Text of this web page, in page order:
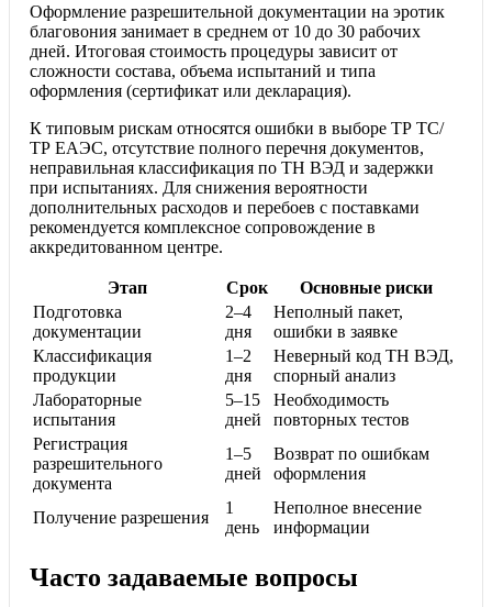
Оформление разрешительной документации на эротик
благовония занимает в среднем от 10 до 30 рабочих
дней. Итоговая стоимость процедуры зависит от
сложности состава, объема испытаний и типа
оформления (сертификат или декларация).
К типовым рискам относятся ошибки в выборе ТР ТС/
ТР ЕАЭС, отсутствие полного перечня документов,
неправильная классификация по ТН ВЭД и задержки
при испытаниях. Для снижения вероятности
дополнительных расходов и перебоев с поставками
рекомендуется комплексное сопровождение в
аккредитованном центре.
Этап Срок
Основные риски
Подготовка
документации
2–4
дня
Неполный пакет,
ошибки в заявке
Классификация
продукции
1–2
дня
Неверный код ТН ВЭД,
спорный анализ
Лабораторные
испытания
5–15
дней
Необходимость
повторных тестов
Регистрация
разрешительного
документа
1–5
дней
Возврат по ошибкам
оформления
Получение разрешения
1
день
Неполное внесение
информации
Часто задаваемые вопросы